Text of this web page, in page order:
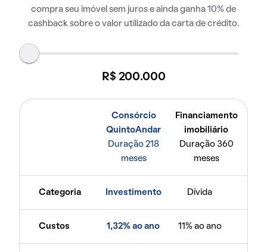
compra seu imóvel sem juros e ainda ganha 10% de
cashback sobre o valor utilizado da carta de crédito.
R$ 200.000
Consórcio
QuintoAndar
Duração 218
meses
Financiamento
imobiliário
Duração 360
meses
Categoria Investimento Dívida
Custos 1,32% ao ano 11% ao ano